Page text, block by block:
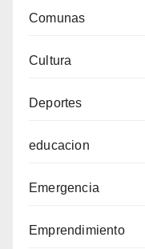
Comunas
Cultura
Deportes
educacion
Emergencia
Emprendimiento